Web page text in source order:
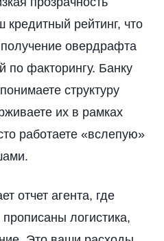
рейтинг, что
овердрафта
по факторингу. Банку
структуру
их в рамках
работаете «вслепую»
отчет агента, где
логистика,